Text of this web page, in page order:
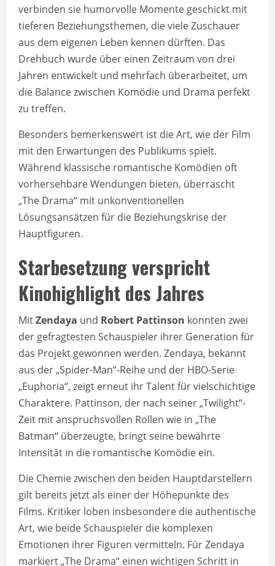
verbinden sie humorvolle Momente geschickt mit
tieferen Beziehungsthemen, die viele Zuschauer
aus dem eigenen Leben kennen dürften. Das
Drehbuch wurde über einen Zeitraum von drei
Jahren entwickelt und mehrfach überarbeitet, um
die Balance zwischen Komödie und Drama perfekt
zu treffen.
Besonders bemerkenswert ist die Art, wie der Film
mit den Erwartungen des Publikums spielt.
Während klassische romantische Komödien oft
vorhersehbare Wendungen bieten, überrascht
„The Drama“ mit unkonventionellen
Lösungsansätzen für die Beziehungskrise der
Hauptfiguren.
Starbesetzung verspricht
Kinohighlight des Jahres
MitZendaya und Robert Pattinson konnten zwei
der gefragtesten Schauspieler ihrer Generation für
das Projekt gewonnen werden. Zendaya, bekannt
aus der „Spider-Man“-Reihe und der HBO-Serie
„Euphoria“, zeigt erneut ihr Talent für vielschichtige
Charaktere. Pattinson, der nach seiner „Twilight“-
Zeit mit anspruchsvollen Rollen wie in „The
Batman“ überzeugte, bringt seine bewährte
Intensität in die romantische Komödie ein.
Die Chemie zwischen den beiden Hauptdarstellern
gilt bereits jetzt als einer der Höhepunkte des
Films. Kritiker loben insbesondere die authentische
Art, wie beide Schauspieler die komplexen
Emotionen ihrer Figuren vermitteln. Für Zendaya
markiert „The Drama“ einen wichtigen Schritt in